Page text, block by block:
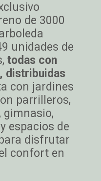
de 3000
unidades de
todas con
distribuidas
con jardines
parrilleros,
gimnasio,
espacios de
disfrutar
confort en